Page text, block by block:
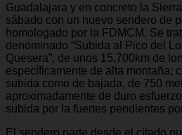
Guadalajara y en concreto la
sábado con un nuevo sendero de
homologado por la FDMCM. Se
denominado “Subida al Pico del
Quesera”, de unos 15,700km de
específicamente de alta montaña;
subida como de bajada, de 750
aproximadamente de duro
subida por la fuertes pendientes
El sendero parte desde el citado